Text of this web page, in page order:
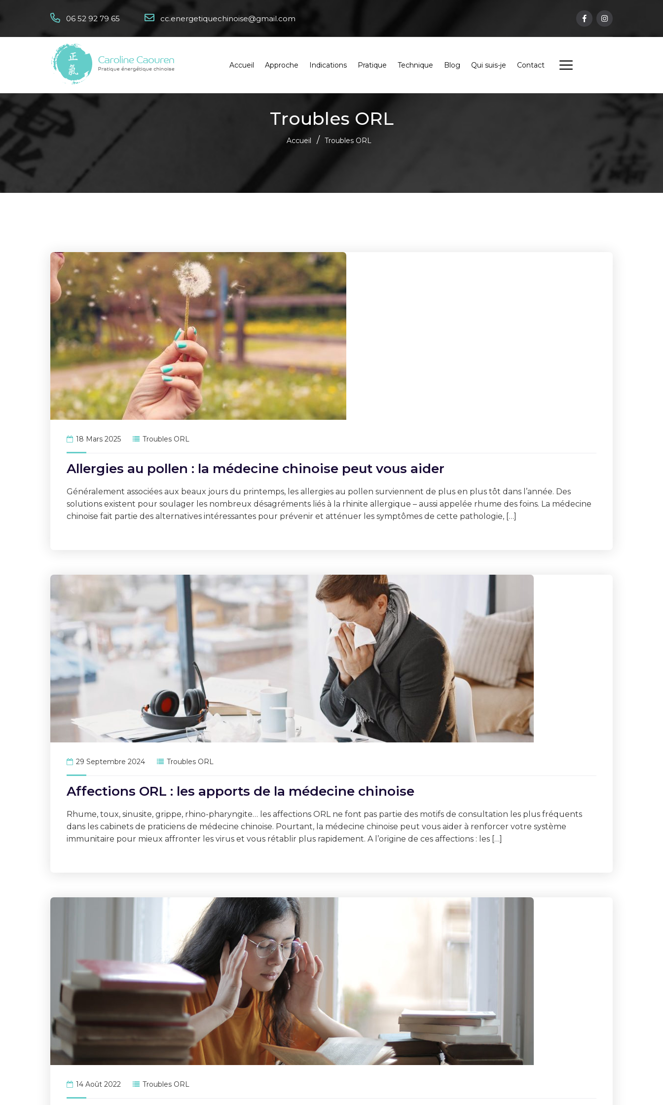
06 52 92 79 65 cc.energetiquechinoise@gmail.com
Accueil Approche Indications Pratique Technique Blog Qui suis-je Contact
Troubles ORL
Accueil Troubles ORL
18 Mars 2025 Troubles ORL
Allergies au pollen : la médecine chinoise peut vous aider
Généralement associées aux beaux jours du printemps, les allergies au pollen surviennent de plus en plus tôt dans l’année. Des
solutions existent pour soulager les nombreux désagréments liés à la rhinite allergique – aussi appelée rhume des foins. La médecine
chinoise fait partie des alternatives intéressantes pour prévenir et atténuer les symptômes de cette pathologie, […]
29 Septembre 2024 Troubles ORL
Affections ORL : les apports de la médecine chinoise
Rhume, toux, sinusite, grippe, rhino-pharyngite… les affections ORL ne font pas partie des motifs de consultation les plus fréquents
dans les cabinets de praticiens de médecine chinoise. Pourtant, la médecine chinoise peut vous aider à renforcer votre système
immunitaire pour mieux affronter les virus et vous rétablir plus rapidement. A l’origine de ces affections : les […]
14 Août 2022 Troubles ORL